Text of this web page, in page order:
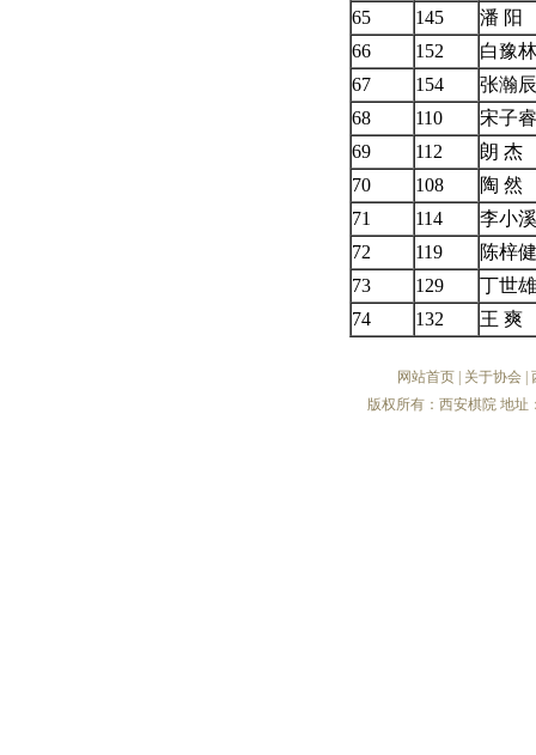
65
145
潘 阳
66
152
白豫林
67
154
张瀚辰
68
110
宋子睿
69
112
朗 杰
70
108
陶 然
71
114
李小溪
72
119
陈梓健
73
129
丁世雄
74
132 王 爽
网站首页 关于协会
版权所有：西安棋院 地址